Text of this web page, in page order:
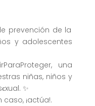
prevención de la
y adolescentes
una
niñas, niños y
✨
¡actúa!.